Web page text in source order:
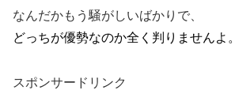
なんだかもう騒がしいばかりで、
どっちが優勢なのか全く判りませんよ。
スポンサードリンク